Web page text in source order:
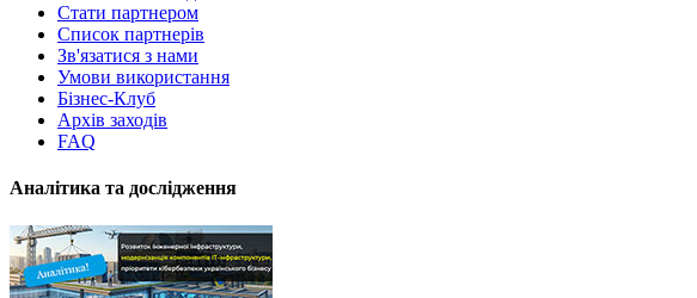
Стати партнером
Список партнерів
Зв'язатися з нами
Умови використання
Бізнес-Клуб
Архів заходів
FAQ
Аналітика та дослідження